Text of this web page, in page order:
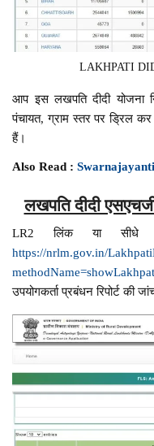
LAKHPATI
आप इस लखपति दीदी योजना
पंचायत, ग्राम स्तर पर ड्रिल
हैं।
Also Read :
लखपति दीदी
LR2 लिंक या
https://nrlm.gov.in/
उपयोगकर्ता प्रबंधन रिपोर्ट की